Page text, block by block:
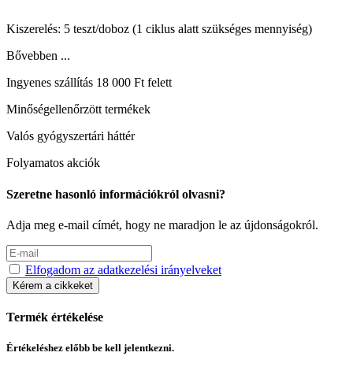
Kiszerelés: 5 teszt/doboz (1 ciklus alatt szükséges mennyiség)
Bővebben ...
Ingyenes szállítás 18 000 Ft felett
Minőségellenőrzött termékek
Valós gyógyszertári háttér
Folyamatos akciók
Szeretne hasonló információkról olvasni?
Adja meg e-mail címét, hogy ne maradjon le az újdonságokról.
Elfogadom az adatkezelési irányelveket
Kérem a cikkeket
Termék értékelése
Értékeléshez előbb be kell jelentkezni.